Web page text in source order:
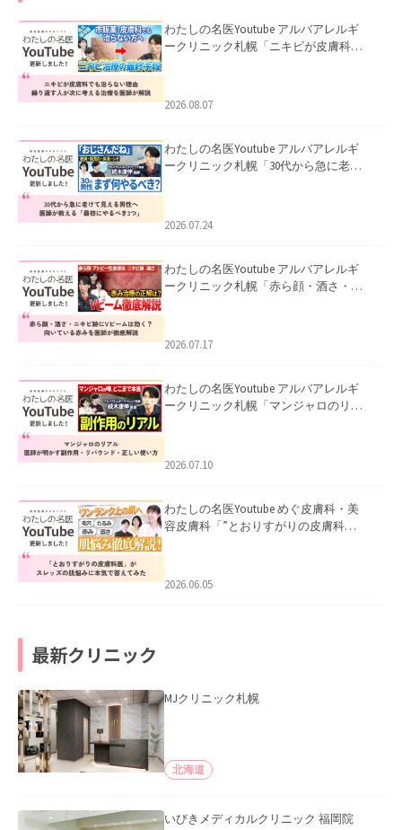
わたしの名医Youtube アルバアレルギ
ークリニック札幌「ニキビが皮膚科で
ました。
2026.08.07
わたしの名医Youtube アルバアレルギ
ークリニック札幌「30代から急に老け
た。
2026.07.24
わたしの名医Youtube アルバアレルギ
ークリニック札幌「赤ら顔・酒さ・ニ
した。
2026.07.17
わたしの名医Youtube アルバアレルギ
ークリニック札幌「マンジャロのリア
2026.07.10
わたしの名医Youtube めぐ皮膚科・美
容皮膚科「”とおりすがりの皮膚科
2026.06.05
最新クリニック
MJクリニック札幌
北海道
いびきメディカルクリニック 福岡院